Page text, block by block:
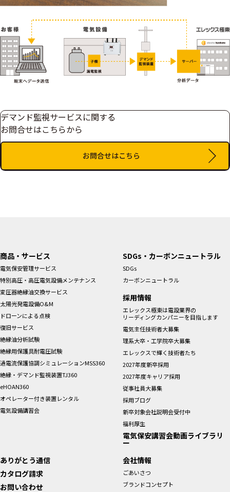
デマンド監視サービスに関する
お問合せはこちらから
お問合せはこちら
商品・サービス
電気保安管理サービス
特別高圧・高圧電気設備メンテナンス
変圧器絶縁油交換サービス
太陽光発電設備O&M
ドローンによる点検
復旧サービス
絶縁油分析試験
絶縁用保護具耐電圧試験
過電流保護協調シミュレーションMSS360
絶縁・デマンド監視装置TJ360
eHOAN360
オペレーター付き装置レンタル
電気設備講習会
SDGs・カーボンニュートラル
SDGs
カーボンニュートラル
採用情報
エレックス極東は電設業界の
リーディングカンパニーを目指します
電気主任技術者大募集
理系大卒・工学院卒大募集
エレックスで輝く技術者たち
2027年度新卒採用
2027年度キャリア採用
従事社員大募集
採用ブログ
新卒対象会社説明会受付中
福利厚生
電気保安講習会動画ライブラリ
ー
ありがとう通信
カタログ請求
お問い合わせ
会社情報
ごあいさつ
ブランドコンセプト